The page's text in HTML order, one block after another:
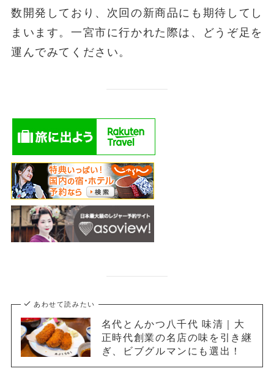
数開発しており、次回の新商品にも期待してし
まいます。一宮市に行かれた際は、どうぞ足を
運んでみてください。
あわせて読みたい
名代とんかつ八千代 味清｜大
正時代創業の名店の味を引き継
ぎ、ビブグルマンにも選出！